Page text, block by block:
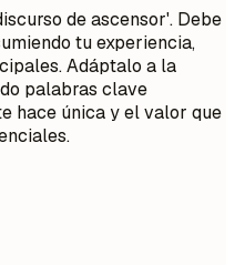
de ascensor'. Debe
tu experiencia,
Adáptalo a la
palabras clave
hace única y el valor que